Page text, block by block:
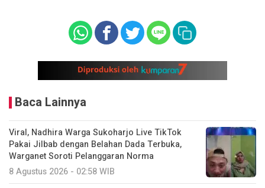
Baca Lainnya
Viral, Nadhira Warga Sukoharjo Live TikTok
Pakai Jilbab dengan Belahan Dada Terbuka,
Warganet Soroti Pelanggaran Norma
8 Agustus 2026 - 02:58 WIB